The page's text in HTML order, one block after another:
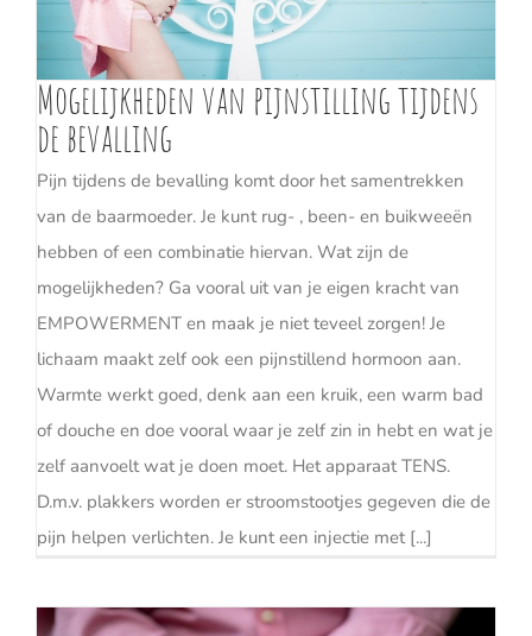
Mogelijkheden van pijnstilling tijdens
de bevalling
Pijn tijdens de bevalling komt door het samentrekken
van de baarmoeder. Je kunt rug- , been- en buikweeën
hebben of een combinatie hiervan. Wat zijn de
mogelijkheden? Ga vooral uit van je eigen kracht van
EMPOWERMENT en maak je niet teveel zorgen! Je
lichaam maakt zelf ook een pijnstillend hormoon aan.
Warmte werkt goed, denk aan een kruik, een warm bad
of douche en doe vooral waar je zelf zin in hebt en wat je
zelf aanvoelt wat je doen moet. Het apparaat TENS.
D.m.v. plakkers worden er stroomstootjes gegeven die de
pijn helpen verlichten. Je kunt een injectie met [...]